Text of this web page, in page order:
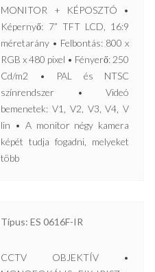
MONITOR + KÉPOSZTÓ •
Képernyő: 7” TFT LCD, 16:9
méretarány • Felbontás: 800 x
RGB x 480 pixel • Fényerő: 250
Cd/m2 • PAL és NTSC
színrendszer • Videó
bemenetek: V1, V2, V3, V4, V
lin • A monitor négy kamera
képét tudja fogadni, melyeket
több
Típus: ES 0616F-IR
CCTV OBJEKTÍV •